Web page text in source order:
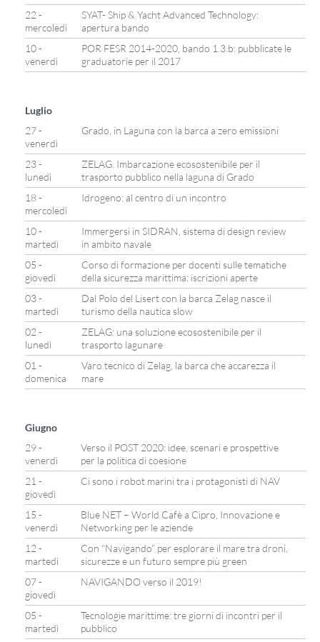
22 -
mercoledì
SYAT- Ship & Yacht Advanced Technology:
apertura bando
10 -
venerdì
POR FESR 2014-2020, bando 1.3.b: pubblicate le
graduatorie per il 2017
Luglio
27 -
venerdì
Grado, in Laguna con la barca a zero emissioni
23 -
lunedì
ZELAG. Imbarcazione ecosostenibile per il
trasporto pubblico nella laguna di Grado
18 -
mercoledì
Idrogeno: al centro di un incontro
10 -
martedì
Immergersi in SIDRAN, sistema di design review
in ambito navale
05 -
giovedì
Corso di formazione per docenti sulle tematiche
della sicurezza marittima: iscrizioni aperte
03 -
martedì
Dal Polo del Lisert con la barca Zelag nasce il
turismo della nautica slow
02 -
lunedì
ZELAG: una soluzione ecosostenibile per il
trasporto lagunare
01 -
domenica
Varo tecnico di Zelag, la barca che accarezza il
mare
Giugno
29 -
venerdì
Verso il POST 2020: idee, scenari e prospettive
per la politica di coesione
21 -
giovedì
Ci sono i robot marini tra i protagonisti di NAV
15 -
venerdì
Blue NET – World Cafè a Cipro, Innovazione e
Networking per le aziende
12 -
martedì
Con “Navigando” per esplorare il mare tra droni,
sicurezze e un futuro sempre più green
07 -
giovedì
NAVIGANDO verso il 2019!
05 -
martedì
Tecnologie marittime: tre giorni di incontri per il
pubblico